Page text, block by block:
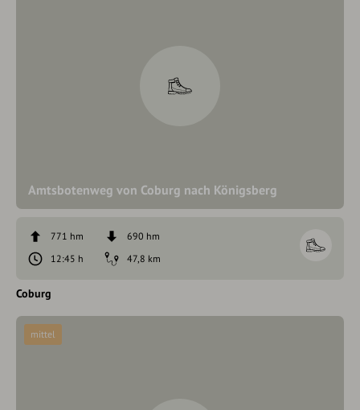
Amtsbotenweg von Coburg nach Königsberg
771 hm
690 hm
12:45 h
47,8 km
Coburg
mittel